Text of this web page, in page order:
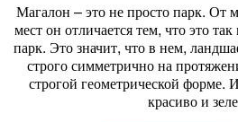
Магалон – это не просто парк. От
мест он отличается тем, что это
парк. Это значит, что в нем,
строго симметрично на
строгой геометрической форме.
красиво и